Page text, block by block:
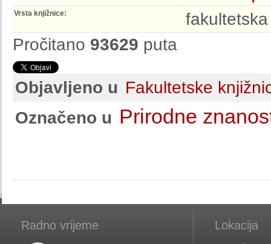
Vrsta knjižnice:
Pročitano 93629 puta
Objavljeno u Fakultetske
Označeno u Prirodne
Radno vrijeme Lokacija